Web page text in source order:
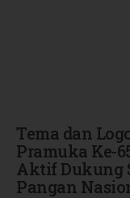
Tema dan
Pramuka Ke-
Aktif Dukung
Pangan